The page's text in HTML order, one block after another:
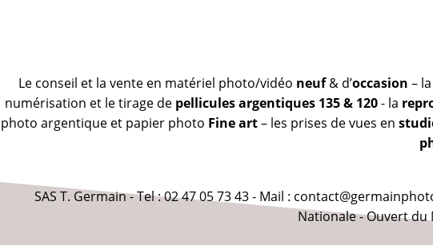
Le conseil et la vente en matériel photo/vidéo neuf& d’occasion – la
numérisation et le tirage de pellicules argentiques 135 & 120- la
photo argentique et papier photo Fine art– les prises de vues en
SAS T. Germain - Tel : 02 47 05 73 43 - Mail :
Nationale - Ouvert du